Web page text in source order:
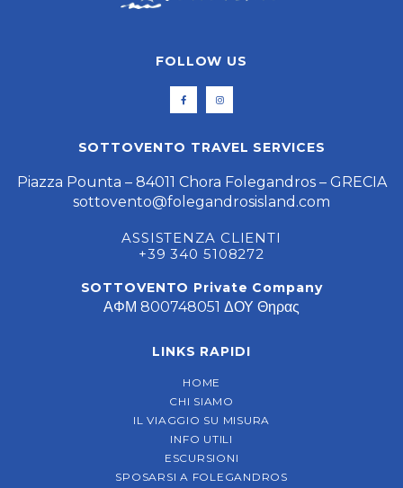
FOLLOW US
SOTTOVENTO TRAVEL SERVICES
Piazza Pounta – 84011 Chora Folegandros – GRECIA
sottovento@folegandrosisland.com
ASSISTENZA CLIENTI
+39 340 5108272
SOTTOVENTO Private Company
ΑΦΜ 800748051 ΔΟΥ Θηρας
LINKS RAPIDI
HOME
CHI SIAMO
IL VIAGGIO SU MISURA
INFO UTILI
ESCURSIONI
SPOSARSI A FOLEGANDROS